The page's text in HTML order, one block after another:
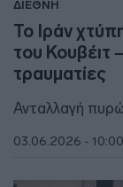
ΔΙΕΘΝΗ
Το Ιράν
του Κουβέιτ
τραυματίες
Ανταλλαγή
03.06.2026 - 10:00